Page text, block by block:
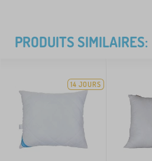
PRODUITS SIMILAIRES:
14 JOURS